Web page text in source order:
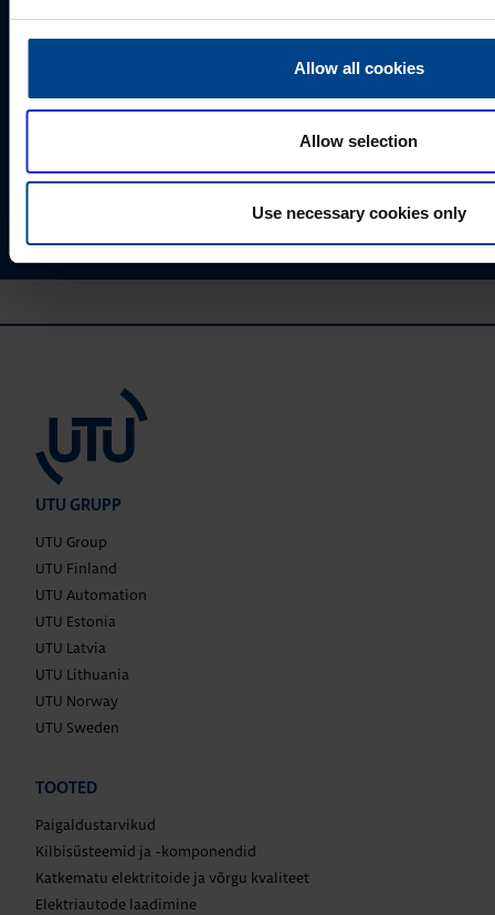
Allow all cookies
Allow selection
Use necessary cookies only
Valides "Saada", annate UTU Grupile loa oma
isikuandmeid salvestada ja töödelda, et tellitud sisu
UTU GRUPP
UTU Group
UTU Finland
UTU Automation
UTU Estonia
UTU Latvia
UTU Lithuania
UTU Norway
UTU Sweden
TOOTED
Paigaldustarvikud
Kilbisüsteemid ja -komponendid
Katkematu elektritoide ja võrgu kvaliteet
Elektriautode laadimine